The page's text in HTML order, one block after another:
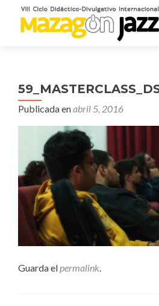
Publicada enabril 5, 2016
Guarda elpermalink.